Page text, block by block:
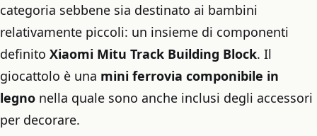
categoria sebbene sia destinato ai bambini
relativamente piccoli: un insieme di componenti
definito Xiaomi Mitu Track Building Block. Il
giocattolo è una mini ferrovia componibile in
legno nella quale sono anche inclusi degli accessori
per decorare.